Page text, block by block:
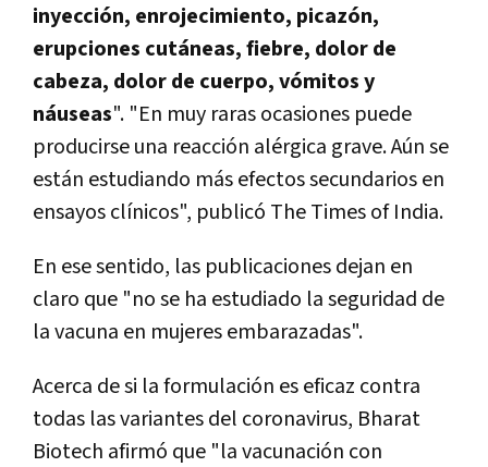
inyección, enrojecimiento, picazón,
erupciones cutáneas, fiebre, dolor de
cabeza, dolor de cuerpo, vómitos y
náuseas". "En muy raras ocasiones puede
producirse una reacción alérgica grave. Aún se
están estudiando más efectos secundarios en
ensayos clínicos", publicó The Times of India.
En ese sentido, las publicaciones dejan en
claro que "no se ha estudiado la seguridad de
la vacuna en mujeres embarazadas".
Acerca de si la formulación es eficaz contra
todas las variantes del coronavirus, Bharat
Biotech afirmó que "la vacunación con